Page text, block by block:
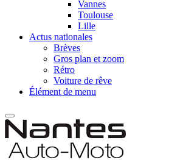
Vannes
Toulouse
Lille
Actus nationales
Brèves
Gros plan et zoom
Rétro
Voiture de rêve
Élément de menu